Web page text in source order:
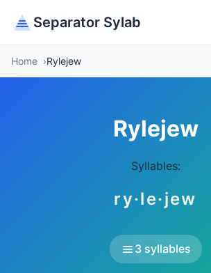
Separator Sylab
Home Rylejew
Rylejew
Syllables:
ry·le·jew
3 syllables